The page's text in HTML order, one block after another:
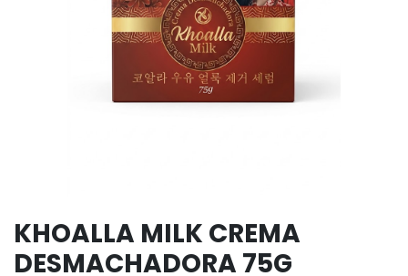
KHOALLA MILK CREMA
DESMACHADORA 75G